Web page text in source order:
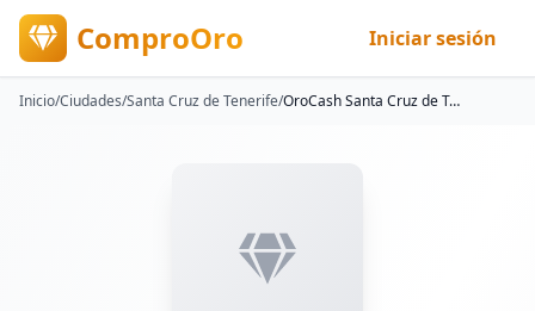
ComproOro Iniciar sesión
Inicio/Ciudades/Santa Cruz de Tenerife/ OroCash Santa Cruz de Tenerife